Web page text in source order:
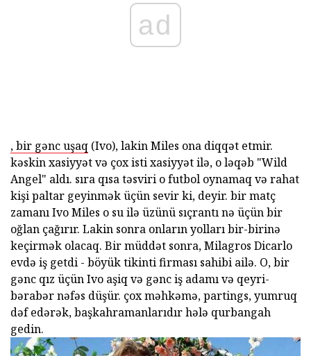
ad
, bir gənc uşaq (Ivo), lakin Miles ona diqqət etmir.
kəskin xasiyyət və çox isti xasiyyət ilə, o ləqəb "Wild
Angel" aldı. sıra qısa təsviri o futbol oynamaq və rahat
kişi paltar geyinmək üçün sevir ki, deyir. bir matç
zamanı Ivo Miles o su ilə üzünü sıçrantı nə üçün bir
oğlan çağırır. Lakin sonra onların yolları bir-birinə
keçirmək olacaq. Bir müddət sonra, Milagros Dicarlo
evdə iş getdi - böyük tikinti firması sahibi ailə. O, bir
gənc qız üçün Ivo aşiq və gənc iş adamı və qeyri-
bərabər nəfəs düşür. çox məhkəmə, partings, yumruq
dəf edərək, başkahramanlarıdır hələ qurbangah
gedin.